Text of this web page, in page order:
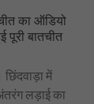
का ऑडियो
पूरी बातचीत
में
लड़ाई का